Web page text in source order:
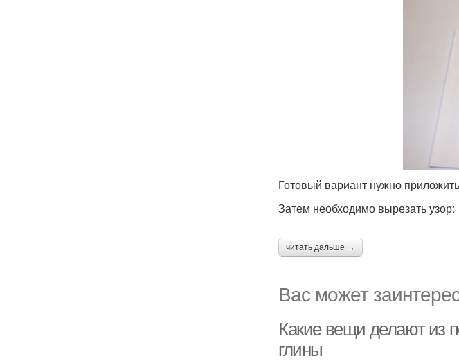
Готовый вариант нужно
Затем необходимо вырезать узор:
читать дальше →
Вас может
Какие вещи делают из
глины